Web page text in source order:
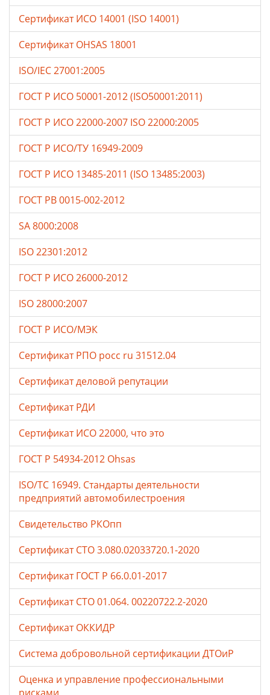
Сертификат ИСО 14001 (ISO 14001)
Сертификат OHSAS 18001
ISO/IEC 27001:2005
ГОСТ Р ИСО 50001-2012 (ISO50001:2011)
ГОСТ Р ИСО 22000-2007 ISO 22000:2005
ГОСТ Р ИСО/ТУ 16949-2009
ГОСТ Р ИСО 13485-2011 (ISO 13485:2003)
ГОСТ РВ 0015-002-2012
SA 8000:2008
ISO 22301:2012
ГОСТ Р ИСО 26000-2012
ISO 28000:2007
ГОСТ Р ИСО/МЭК
Сертификат РПО росс ru 31512.04
Сертификат деловой репутации
Сертификат РДИ
Сертификат ИСО 22000, что это
ГОСТ Р 54934-2012 Ohsas
ISO/TC 16949. Стандарты деятельности
предприятий автомобилестроения
Свидетельство РКОпп
Сертификат СТО 3.080.02033720.1-2020
Сертификат ГОСТ Р 66.0.01-2017
Сертификат СТО 01.064. 00220722.2-2020
Сертификат ОККИДР
Система добровольной сертификации ДТОиР
Оценка и управление профессиональными